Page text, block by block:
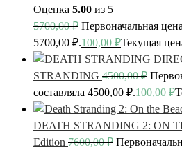
Оценка 5.00 из 5
5700,00₽ Первоначальная
5700,00 ₽.100,00 ₽Текущая
STRANDING 4500,00₽
составляла 4500,00 ₽.100,00 ₽
DEATH STRANDING 2: ON
Edition 7600,00₽